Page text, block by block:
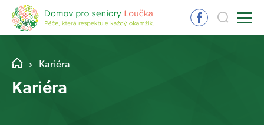
Kariéra
Kariéra